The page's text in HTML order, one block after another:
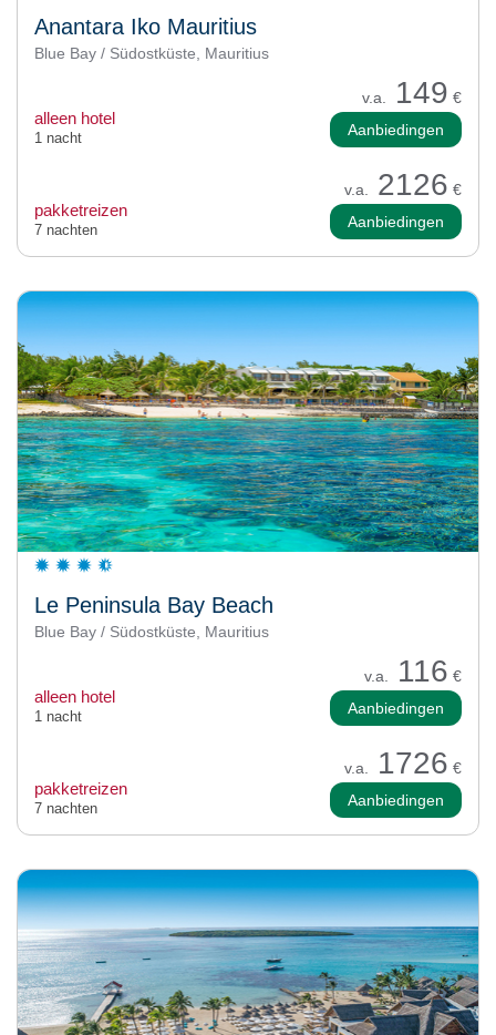
Anantara Iko Mauritius
Blue Bay / Südostküste, Mauritius
v.a. 149 €
alleen hotel
1 nacht Aanbiedingen
v.a. 2126 €
pakketreizen
7 nachten Aanbiedingen
Le Peninsula Bay Beach
Blue Bay / Südostküste, Mauritius
v.a. 116 €
alleen hotel
1 nacht Aanbiedingen
v.a. 1726 €
pakketreizen
7 nachten Aanbiedingen